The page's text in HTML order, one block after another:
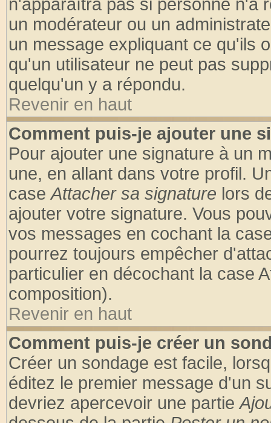
n'apparaîtra pas si personne n'a
un modérateur ou un
un message expliquant ce qu'ils
qu'un utilisateur ne peut pas
quelqu'un y a répondu.
Revenir en haut
Comment puis-je ajouter une
Pour ajouter une signature à un
une, en allant dans votre profil.
caseAttacher sa signature lors
ajouter votre signature. Vous
vos messages en cochant la
pourrez toujours empêcher
particulier en décochant la case
composition).
Revenir en haut
Comment puis-je créer un
Créer un sondage est facile,
éditez le premier message d'un
devriez apercevoir une partie